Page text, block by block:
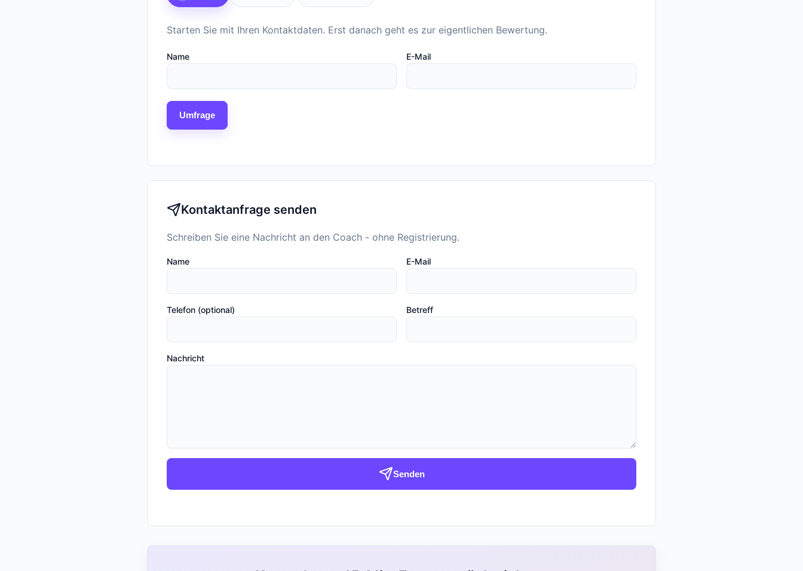
Starten Sie mit Ihren Kontaktdaten. Erst danach geht es zur eigentlichen Bewertung.
Name E-Mail
Umfrage
Kontaktanfrage senden
Schreiben Sie eine Nachricht an den Coach - ohne Registrierung.
Name E-Mail
Telefon (optional) Betreff
Nachricht
Senden